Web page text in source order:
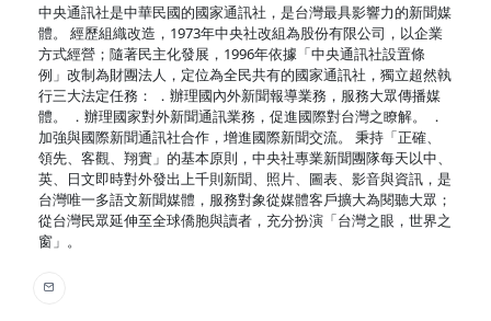
中央通訊社是中華民國的國家通訊社，是台灣最具影響力的新聞媒
體。 經歷組織改造，1973年中央社改組為股份有限公司，以企業
方式經營；隨著民主化發展，1996年依據「中央通訊社設置條
例」改制為財團法人，定位為全民共有的國家通訊社，獨立超然執
行三大法定任務： ．辦理國內外新聞報導業務，服務大眾傳播媒
體。 ．辦理國家對外新聞通訊業務，促進國際對台灣之瞭解。 ．
加強與國際新聞通訊社合作，增進國際新聞交流。 秉持「正確、
領先、客觀、翔實」的基本原則，中央社專業新聞團隊每天以中、
英、日文即時對外發出上千則新聞、照片、圖表、影音與資訊，是
台灣唯一多語文新聞媒體，服務對象從媒體客戶擴大為閱聽大眾；
從台灣民眾延伸至全球僑胞與讀者，充分扮演「台灣之眼，世界之
窗」。